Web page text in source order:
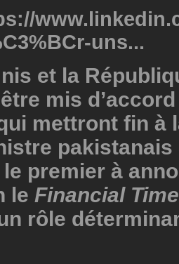
uns...
et la
mis
mettront fin à
pakistanais
premier à
le Financial
rôle